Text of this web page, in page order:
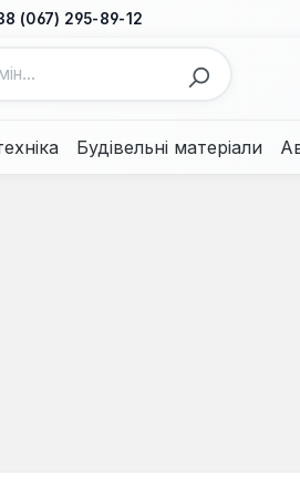
(067) 295-89-12
Будівельні матеріали